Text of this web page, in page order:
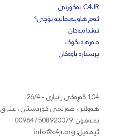
C4JR بەکورتی
ئەم هاوپەیمانیە بۆچی؟
ئەندامەکان
فەرهەنگۆک
پرسیارە باوەکان
104 گەڕەکی زانیاری - 26/4
هەولێر ، هەرێمی كوردستان ، عێراق
تەلەفۆن: 009647508920079
ئیمەیل:info@c4jr.org